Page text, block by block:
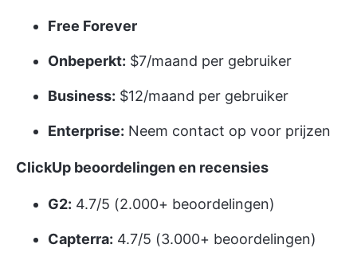
Free Forever
Onbeperkt: $7/maand per gebruiker
Business: $12/maand per gebruiker
Enterprise: Neem contact op voor prijzen
ClickUp beoordelingen en recensies
G2: 4.7/5 (2.000+ beoordelingen)
Capterra: 4.7/5 (3.000+ beoordelingen)